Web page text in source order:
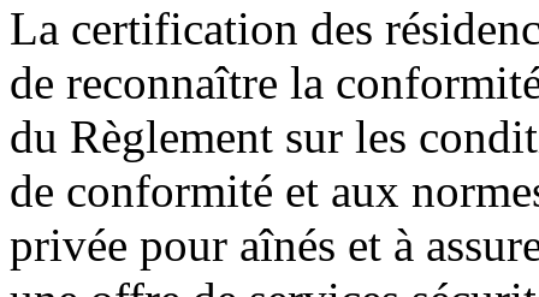
La certification des
de reconnaître la
du Règlement sur les
de conformité et aux
privée pour aînés et à